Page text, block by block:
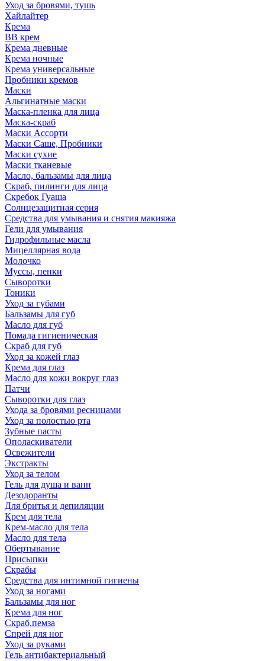
Уход за бровями, тушь
Хайлайтер
Крема
ВВ крем
Крема дневные
Крема ночные
Крема универсальные
Пробники кремов
Маски
Альгинатные маски
Маска-пленка для лица
Маска-скраб
Маски Ассорти
Маски Саше, Пробники
Маски сухие
Маски тканевые
Масло, бальзамы для лица
Скраб, пилинги для лица
Скребок Гуаша
Солнцезащитная серия
Средства для умывания и снятия макияжа
Гели для умывания
Гидрофильные масла
Мицеллярная вода
Молочко
Муссы, пенки
Сыворотки
Тоники
Уход за губами
Бальзамы для губ
Масло для губ
Помада гигиеническая
Скраб для губ
Уход за кожей глаз
Крема для глаз
Масло для кожи вокруг глаз
Патчи
Сыворотки для глаз
Ухода за бровями ресницами
Уход за полостью рта
Зубные пасты
Ополаскиватели
Освежители
Экстракты
Уход за телом
Гель для душа и ванн
Дезодоранты
Для бритья и депиляции
Крем для тела
Крем-масло для тела
Масло для тела
Обертывание
Присыпки
Скрабы
Средства для интимной гигиены
Уход за ногами
Бальзамы для ног
Крема для ног
Скраб,пемза
Спрей для ног
Уход за руками
Гель антибактериальный